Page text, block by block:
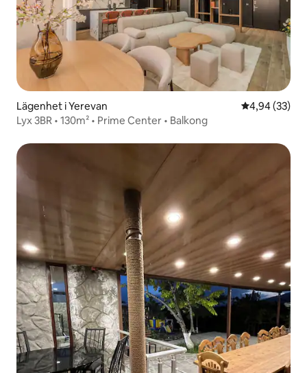
Lägenhet i Yerevan 4,94 av 5 i
4,94 (33)
Lyx 3BR • 130m² • Prime Center • Balkong